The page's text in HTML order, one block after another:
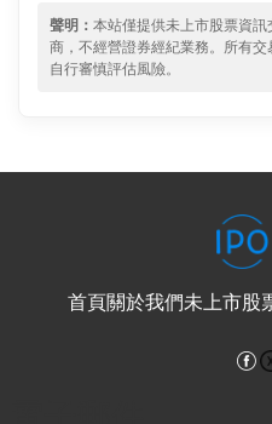
聲明： 本站僅提供未上市股票資
商，不經營證券經紀業務。所有
自行審慎評估風險。
首頁關於我們未上市股